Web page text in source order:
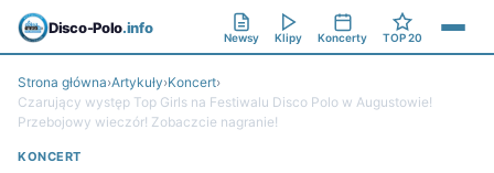
Disco-Polo.info
Newsy Klipy Koncerty TOP 20
Strona główna›Artykuły›Koncert›
Czarujący występ Top Girls na Festiwalu Disco Polo w Augustowie!
Przebojowy wieczór! Zobaczcie nagranie!
KONCERT